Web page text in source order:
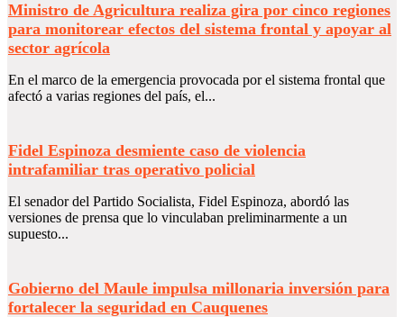
Ministro de Agricultura realiza gira por cinco regiones
para monitorear efectos del sistema frontal y apoyar al
sector agrícola
En el marco de la emergencia provocada por el sistema frontal que
afectó a varias regiones del país, el...
Fidel Espinoza desmiente caso de violencia
intrafamiliar tras operativo policial
El senador del Partido Socialista, Fidel Espinoza, abordó las
versiones de prensa que lo vinculaban preliminarmente a un
supuesto...
Gobierno del Maule impulsa millonaria inversión para
fortalecer la seguridad en Cauquenes